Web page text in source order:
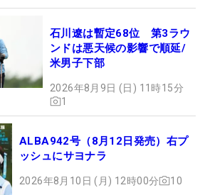
石川遼は暫定68位 第3ラウ
ンドは悪天候の影響で順延/
米男子下部
2026年8月9日 (日) 11時15分
1
ALBA942号（8月12日発売）右プ
ッシュにサヨナラ
2026年8月10日 (月) 12時00分 10